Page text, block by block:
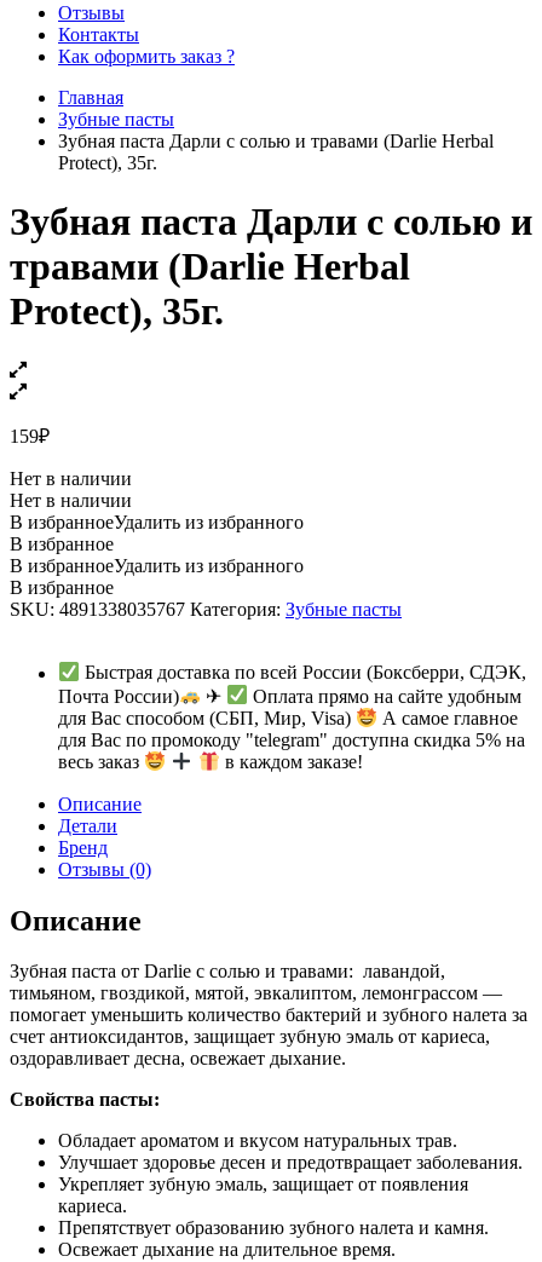
Отзывы
Контакты
Как оформить заказ ?
Главная
Зубные пасты
Зубная паста Дарли с солью и травами (Darlie Herbal
Protect), 35г.
Зубная паста Дарли с солью и
травами (Darlie Herbal
Protect), 35г.
159₽
Нет в наличии
Нет в наличии
В избранноеУдалить из избранного
В избранное
В избранноеУдалить из избранного
В избранное
SKU: 4891338035767 Категория: Зубные пасты
Быстрая доставка по всей России (Боксберри, СДЭК,
Почта России)
✈
Оплата прямо на сайте удобным
для Вас способом (СБП, Мир, Visa)
А самое главное
для Вас по промокоду "telegram" доступна скидка 5% на
весь заказ
в каждом заказе!
Описание
Детали
Бренд
Отзывы (0)
Описание
Зубная паста от Darlie с солью и травами: лавандой,
тимьяном, гвоздикой, мятой, эвкалиптом, лемонграссом —
помогает уменьшить количество бактерий и зубного налета за
счет антиоксидантов, защищает зубную эмаль от кариеса,
оздоравливает десна, освежает дыхание.
Свойства пасты:
Обладает ароматом и вкусом натуральных трав.
Улучшает здоровье десен и предотвращает заболевания.
Укрепляет зубную эмаль, защищает от появления
кариеса.
Препятствует образованию зубного налета и камня.
Освежает дыхание на длительное время.